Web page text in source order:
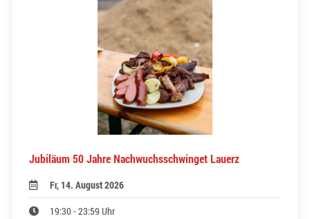
Jubiläum 50 Jahre Nachwuchsschwinget Lauerz
Fr, 14. August 2026
19:30 - 23:59 Uhr